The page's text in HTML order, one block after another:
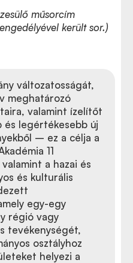
műsorcím
került sor.)
változatosságát,
meghatározó
valamint ízelítőt
és legértékesebb új
– ez a célja a
11
a hazai és
és kulturális
egy-egy
régió vagy
tevékenységét,
osztályhoz
helyezi a